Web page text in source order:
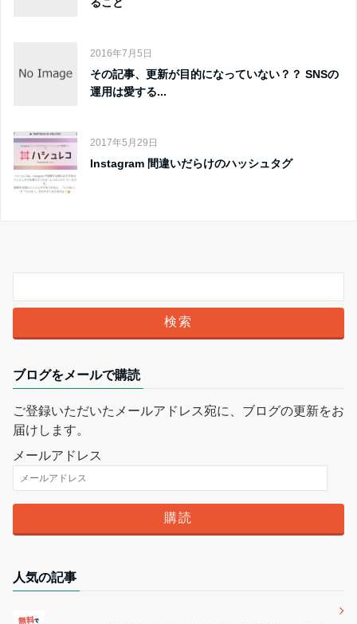
2016年7月5日
その記事、更新が目的になっていない？？ SNSの
運用は愛する...
2017年5月29日
Instagram 間違いだらけのハッシュタグ
ブログをメールで購読
ご登録いただいたメールアドレス宛に、ブログの更新をお
届けします。
メールアドレス
人気の記事